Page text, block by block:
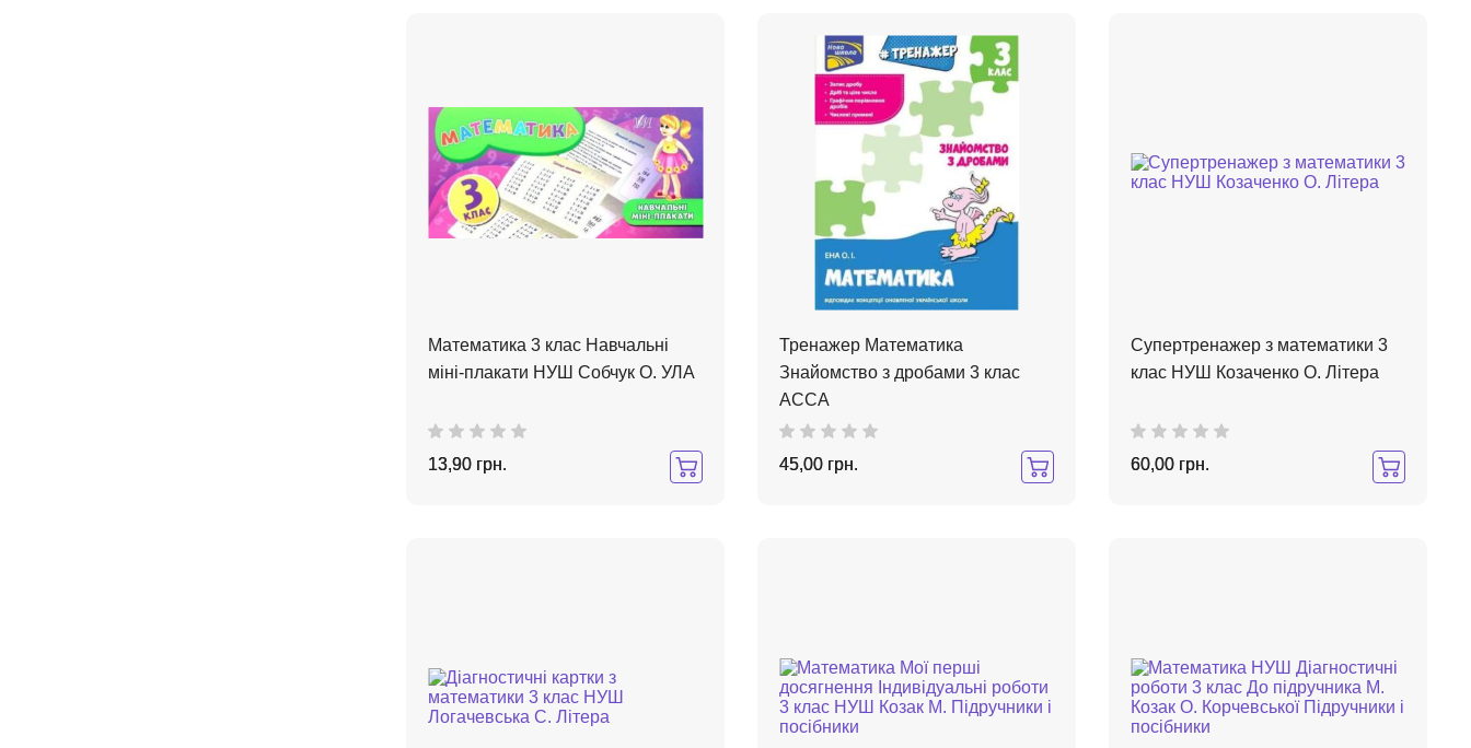
Математика 3 клас Навчальні
міні-плакати НУШ Собчук О. УЛА
13,90 грн.
Тренажер Математика
Знайомство з дробами 3 клас
АССА
45,00 грн.
Супертренажер з математики 3
клас НУШ Козаченко О. Літера
60,00 грн.